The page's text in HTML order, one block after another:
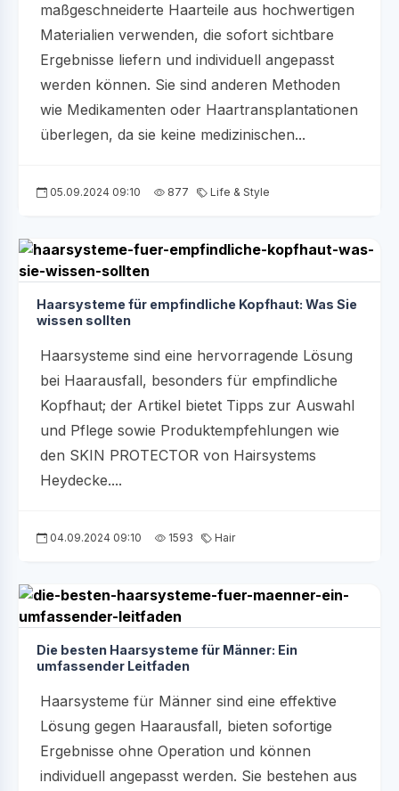
maßgeschneiderte Haarteile aus hochwertigen
Materialien verwenden, die sofort sichtbare
Ergebnisse liefern und individuell angepasst
werden können. Sie sind anderen Methoden
wie Medikamenten oder Haartransplantationen
überlegen, da sie keine medizinischen...
05.09.2024 09:10 877 Life & Style
Haarsysteme für empfindliche Kopfhaut: Was Sie
wissen sollten
Haarsysteme sind eine hervorragende Lösung
bei Haarausfall, besonders für empfindliche
Kopfhaut; der Artikel bietet Tipps zur Auswahl
und Pflege sowie Produktempfehlungen wie
den SKIN PROTECTOR von Hairsystems
Heydecke....
04.09.2024 09:10 1593 Hair
Die besten Haarsysteme für Männer: Ein
umfassender Leitfaden
Haarsysteme für Männer sind eine effektive
Lösung gegen Haarausfall, bieten sofortige
Ergebnisse ohne Operation und können
individuell angepasst werden. Sie bestehen aus